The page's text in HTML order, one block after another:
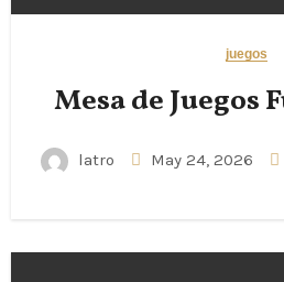
juegos
Mesa de Juegos
latro May 24, 2026